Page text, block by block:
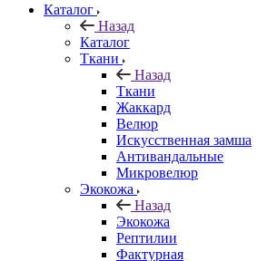
Каталог
Назад
Каталог
Ткани
Назад
Ткани
Жаккард
Велюр
Искусственная замша
Антивандальные
Микровелюр
Экокожа
Назад
Экокожа
Рептилии
Фактурная